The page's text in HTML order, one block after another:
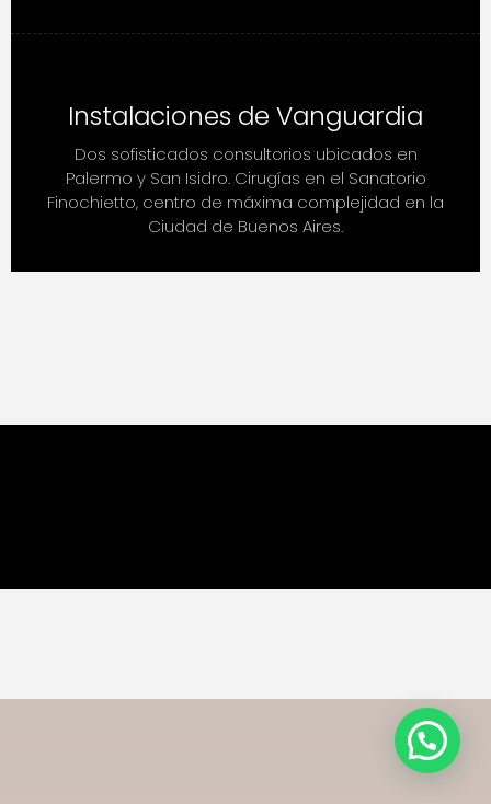
Instalaciones de Vanguardia
Dos sofisticados consultorios ubicados en
Palermo y San Isidro. Cirugías en el Sanatorio
Finochietto, centro de máxima complejidad en la
Ciudad de Buenos Aires.